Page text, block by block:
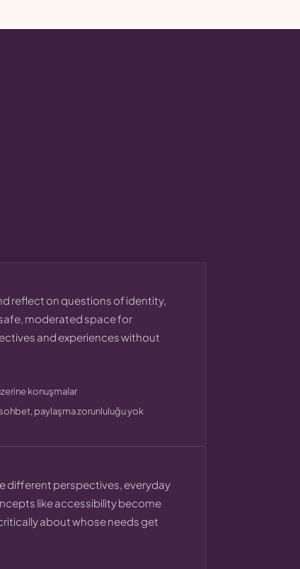
reflect on questions of identity,
moderated space for
and experiences without
konuşmalar
paylaşma zorunluluğu yok
different perspectives, everyday
like accessibility become
about whose needs get